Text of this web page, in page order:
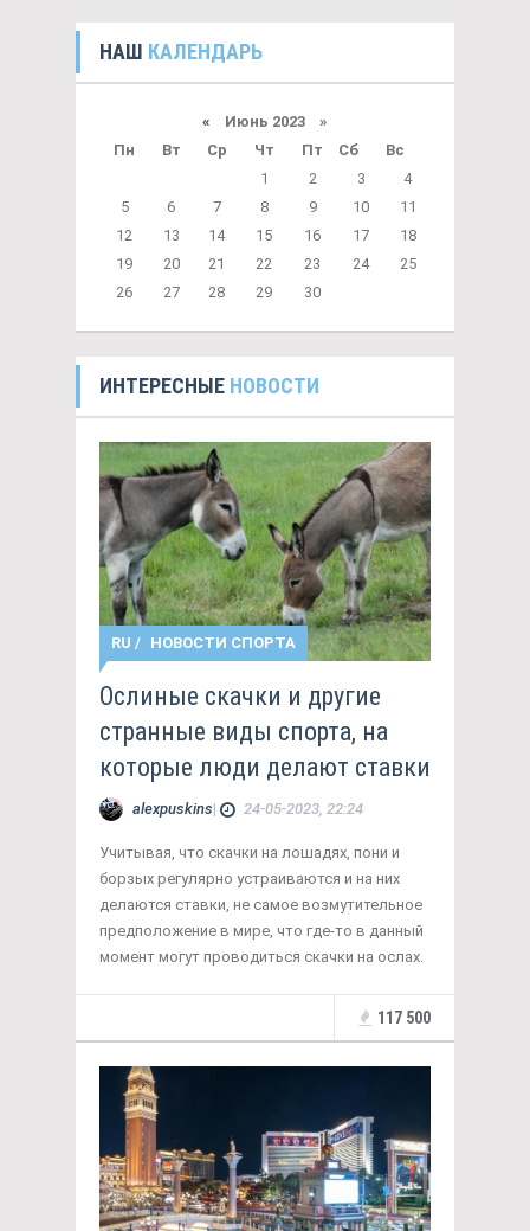
НАШ КАЛЕНДАРЬ
« Июнь 2023 »
Пн
Вт Ср Чт Пт Сб
Вс
1
2 3
4
5
6 7 8 9 10
11
12
13 14 15 16 17
18
19
20 21 22 23 24
25
26
27 28 29 30
ИНТЕРЕСНЫЕ НОВОСТИ
RU / НОВОСТИ СПОРТА
Ослиные скачки и другие
странные виды спорта, на
которые люди делают ставки
alexpuskins| 24-05-2023, 22:24
Учитывая, что скачки на лошадях, пони и
борзых регулярно устраиваются и на них
делаются ставки, не самое возмутительное
предположение в мире, что где-то в данный
момент могут проводиться скачки на ослах.
117 500